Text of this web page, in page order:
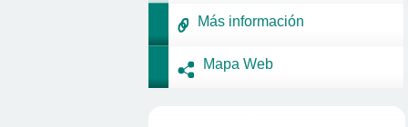
Más información
Mapa Web